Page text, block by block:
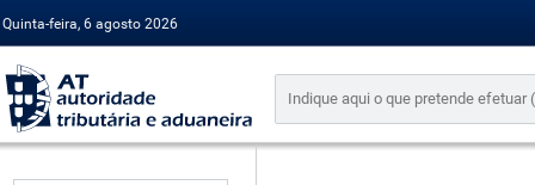
Quinta-feira, 6 agosto 2026